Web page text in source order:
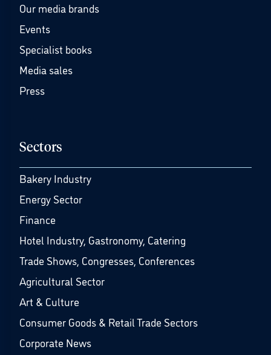
Our media brands
Events
Specialist books
Media sales
Press
Sectors
Bakery Industry
Energy Sector
Finance
Hotel Industry, Gastronomy, Catering
Trade Shows, Congresses, Conferences
Agricultural Sector
Art & Culture
Consumer Goods & Retail Trade Sectors
Corporate News